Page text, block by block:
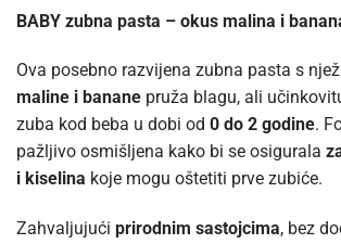
BABY zubna pasta – okus malina i
Ova posebno razvijena zubna pasta s
maline i banane pruža blagu, ali
zuba kod beba u dobi od 0 do 2 godine.
pažljivo osmišljena kako bi se osigurala
i kiselina koje mogu oštetiti prve zubiće.
Zahvaljujući prirodnim sastojcima, bez